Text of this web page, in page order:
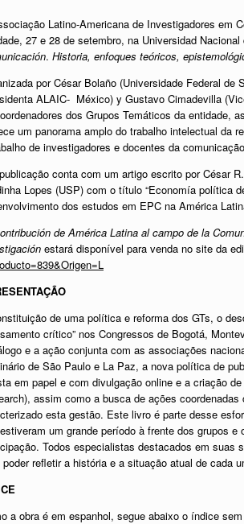
Latino-Americana de Investigadores em
27 e 28 de setembro, na Universidad
. Historia, enfoques teóricos,
por César Bolaño (Universidade Federal
ALAIC- México) y Gustavo Cimadevilla
dos Grupos Temáticos da entidade,
um panorama amplo do trabalho intelectual da
de investigadores e docentes da
conta com um artigo escrito por César
Lopes (USP) com o título “Economía política
dos estudos em EPC na América
de América Latina al campo de la
estará disponível para venda no site da
de uma política e reforma dos GTs, o
crítico” nos Congressos de Bogotá,
e a ação conjunta com as associações
de São Paulo e La Paz, a nova política de
em papel e com divulgação online e a criação
assim como a busca de ações
esta gestão. Este livro é parte desse
um grande período à frente dos grupos
Todos especialistas destacados em suas
poder refletir a história e a situação atual de cada
a obra é em espanhol, segue abaixo o índice